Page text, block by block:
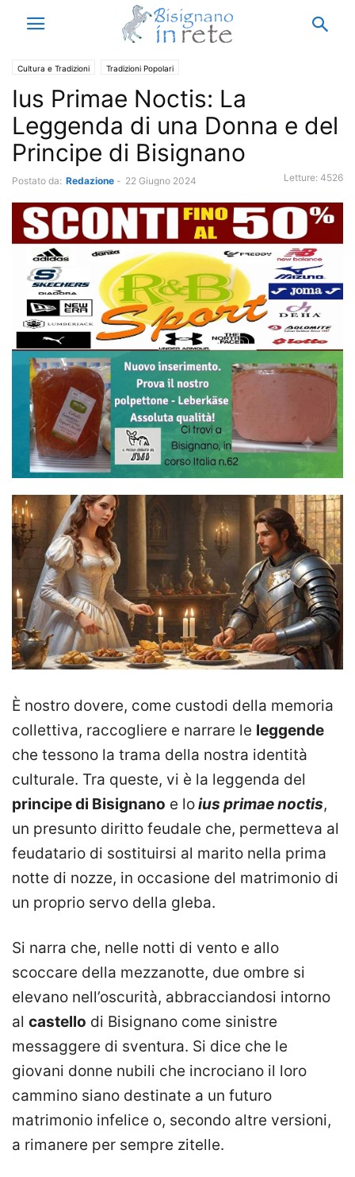
Cultura e Tradizioni Tradizioni Popolari
Ius Primae Noctis: La
Leggenda di una Donna e del
Principe di Bisignano
Postato da: Redazione - 22 Giugno 2024 Letture: 4526
È nostro dovere, come custodi della memoria
collettiva, raccogliere e narrare le leggende
che tessono la trama della nostra identità
culturale. Tra queste, vi è la leggenda del
principe di Bisignano e loius primae noctis,
un presunto diritto feudale che, permetteva al
feudatario di sostituirsi al marito nella prima
notte di nozze, in occasione del matrimonio di
un proprio servo della gleba.
Si narra che, nelle notti di vento e allo
scoccare della mezzanotte, due ombre si
elevano nell’oscurità, abbracciandosi intorno
al castello di Bisignano come sinistre
messaggere di sventura. Si dice che le
giovani donne nubili che incrociano il loro
cammino siano destinate a un futuro
matrimonio infelice o, secondo altre versioni,
a rimanere per sempre zitelle.